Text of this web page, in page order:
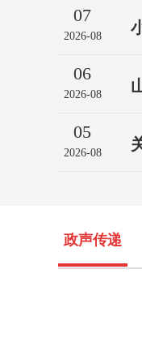
07
2026-08
06
2026-08
05
2026-08
政声传递